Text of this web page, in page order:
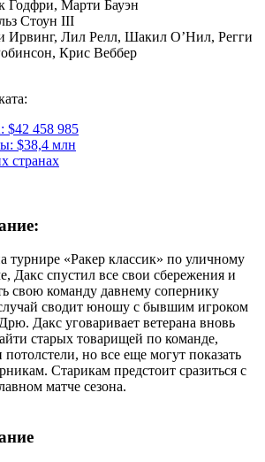
Годфри, Марти Бауэн
Стоун III
Ирвинг, Лил Релл, Шакил О’Нил, Регги
, Крис Веббер
$42 458 985
$38,4 млн
странах
турнире «Ракер классик» по уличному
Дакс спустил все свои сбережения и
свою команду давнему сопернику
сводит юношу с бывшим игроком
Дакс уговаривает ветерана вновь
старых товарищей по команде,
но все еще могут показать
Старикам предстоит сразиться с
матче сезона.